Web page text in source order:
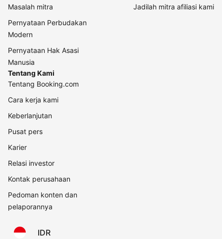
Masalah mitra
Pernyataan Perbudakan
Modern
Pernyataan Hak Asasi
Manusia
Jadilah mitra afiliasi kami
Tentang Kami
Tentang Booking.com
Cara kerja kami
Keberlanjutan
Pusat pers
Karier
Relasi investor
Kontak perusahaan
Pedoman konten dan
pelaporannya
IDR